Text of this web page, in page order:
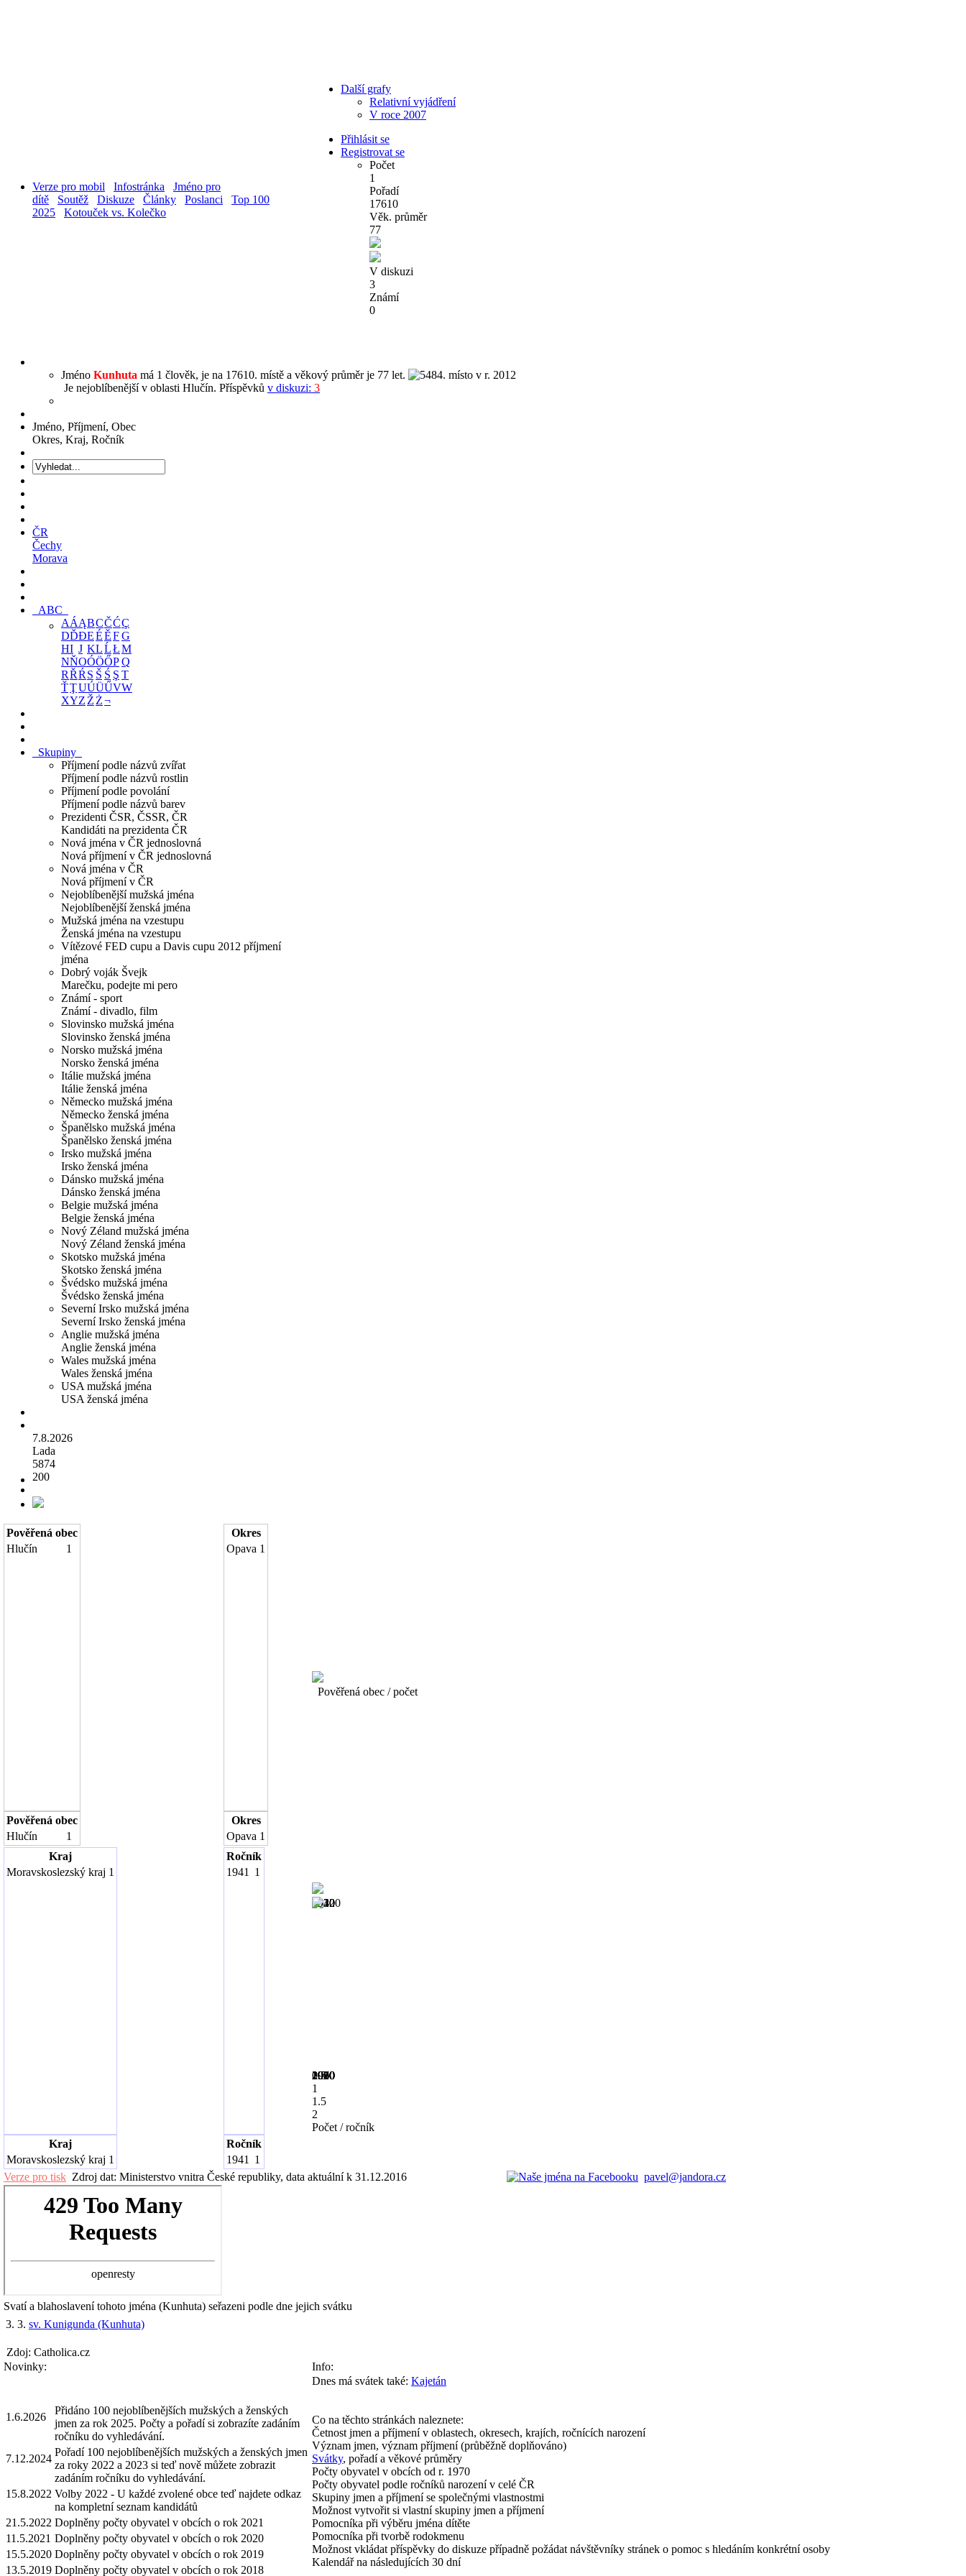
Verze pro mobil Infostránka
Jméno pro
dítě
Soutěž Diskuze Články Poslanci
Top 100
2025
Kotouček vs. Kolečko
Další grafy
Relativní vyjádření
V roce 2007
Přihlásit se
Registrovat se
Počet
1
Pořadí
17610
Věk. průměr
77
V diskuzi
3
Známí
0
Jméno Kunhuta má 1 člověk, je na 17610. místě a věkový průměr je 77 let.
Je nejoblíbenější v oblasti Hlučín. Příspěvků v diskuzi: 3
Jméno, Příjmení, Obec
Okres, Kraj, Ročník
ČR
Čechy
Morava
ABC
AÁĄBCČĆÇ
DĎĐEÉĚFG
HI J KLĹŁM
NŇOÓÖŐPQ
RŘŔ S Š Ś Ş T
ŤŢUÚÜŰVW
XYZ Ž Ż¬
Skupiny
Příjmení podle názvů zvířat
Příjmení podle názvů rostlin
Příjmení podle povolání
Příjmení podle názvů barev
Prezidenti ČSR, ČSSR, ČR
Kandidáti na prezidenta ČR
Nová jména v ČR jednoslovná
Nová příjmení v ČR jednoslovná
Nová jména v ČR
Nová příjmení v ČR
Nejoblíbenější mužská jména
Nejoblíbenější ženská jména
Mužská jména na vzestupu
Ženská jména na vzestupu
Vítězové FED cupu a Davis cupu 2012 příjmení
jména
Dobrý voják Švejk
Marečku, podejte mi pero
Známí - sport
Známí - divadlo, film
Slovinsko mužská jména
Slovinsko ženská jména
Norsko mužská jména
Norsko ženská jména
Itálie mužská jména
Itálie ženská jména
Německo mužská jména
Německo ženská jména
Španělsko mužská jména
Španělsko ženská jména
Irsko mužská jména
Irsko ženská jména
Dánsko mužská jména
Dánsko ženská jména
Belgie mužská jména
Belgie ženská jména
Nový Zéland mužská jména
Nový Zéland ženská jména
Skotsko mužská jména
Skotsko ženská jména
Švédsko mužská jména
Švédsko ženská jména
Severní Irsko mužská jména
Severní Irsko ženská jména
Anglie mužská jména
Anglie ženská jména
Wales mužská jména
Wales ženská jména
USA mužská jména
USA ženská jména
7.8.2026
Lada
5874
200
Pověřená obec
Hlučín
1
Pověřená obec
Hlučín
1
Okres
Opava 1
Okres
Opava 1
Pověřená obec / počet
Kraj
Moravskoslezský kraj 1
Kraj
Moravskoslezský kraj 1
Ročník
1941
1
Ročník
1941
1
1920
1930
1940
1950
1960
1970
1980
1990
2000
2010
2020
0.5
1
1.5
2
Počet / ročník
Verze pro tisk Zdroj dat: Ministerstvo vnitra České republiky, data aktuální k 31.12.2016 pavel@jandora.cz
Svatí a blahoslavení tohoto jména (Kunhuta) seřazeni podle dne jejich svátku
3. 3. sv. Kunigunda (Kunhuta)
Zdoj: Catholica.cz
Novinky:
Info:
1.6.2026
Přidáno 100 nejoblíbenějších mužských a ženských
jmen za rok 2025. Počty a pořadí si zobrazíte zadáním
ročníku do vyhledávání.
7.12.2024
Pořadí 100 nejoblíbenějších mužských a ženských jmen
za roky 2022 a 2023 si teď nově můžete zobrazit
zadáním ročníku do vyhledávání.
15.8.2022 Volby 2022 - U každé zvolené obce teď najdete odkaz
na kompletní seznam kandidátů
21.5.2022 Doplněny počty obyvatel v obcích o rok 2021
11.5.2021 Doplněny počty obyvatel v obcích o rok 2020
15.5.2020 Doplněny počty obyvatel v obcích o rok 2019
13.5.2019 Doplněny počty obyvatel v obcích o rok 2018
Dnes má svátek také: Kajetán
Co na těchto stránkách naleznete:
Četnost jmen a příjmení v oblastech, okresech, krajích, ročnících narození
Význam jmen, význam příjmení (průběžně doplňováno)
Svátky, pořadí a věkové průměry
Počty obyvatel v obcích od r. 1970
Počty obyvatel podle ročníků narození v celé ČR
Skupiny jmen a příjmení se společnými vlastnostmi
Možnost vytvořit si vlastní skupiny jmen a příjmení
Pomocníka při výběru jména dítěte
Pomocníka při tvorbě rodokmenu
Možnost vkládat příspěvky do diskuze případně požádat návštěvníky stránek o pomoc s hledáním konkrétní osoby
Kalendář na následujících 30 dní